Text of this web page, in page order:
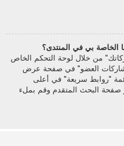
الخاصة بي في المنتدى؟
من خلال لوحة التحكم الخاص
العضو" في صفحة عرض
"روابط سريعة" في أعلى
صفحة البحث المتقدم وقم بملء